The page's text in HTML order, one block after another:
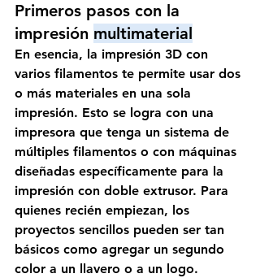
Primeros pasos con la
impresión multimaterial
En esencia, la impresión 3D con
varios filamentos te permite usar dos
o más materiales en una sola
impresión. Esto se logra con una
impresora que tenga un sistema de
múltiples filamentos o con máquinas
diseñadas específicamente para la
impresión con doble extrusor. Para
quienes recién empiezan, los
proyectos sencillos pueden ser tan
básicos como agregar un segundo
color a un llavero o a un logo.